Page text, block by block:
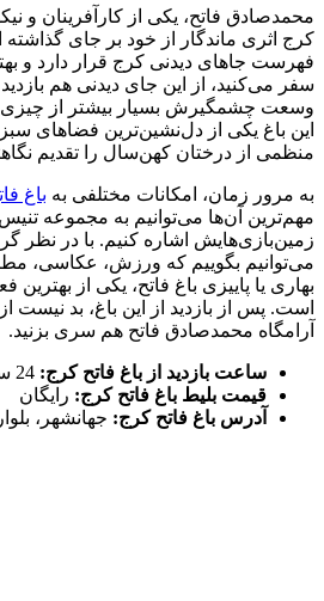
محمدصادق فاتح، یکی از کارآفرینان و
کرج اثری ماندگار از خود بر جای گذاشته
فهرست جاهای دیدنی کرج قرار دارد و
سفر می‌کنید، از این جای دیدنی هم
وسعت چشمگیرش بسیار بیشتر از چیزی
این باغ یکی از دل‌نشین‌ترین فضاهای
منظمی از درختان کهن‌سال را تقدیم
به مرور زمان، امکانات مختلفی به باغ
مهم‌ترین آن‌ها می‌توانیم به مجموعه
زمین‌بازی‌هایش اشاره کنیم. با در نظر
می‌توانیم بگوییم که ورزش، عکاسی،
بهاری یا پاییزی باغ فاتح، یکی از
است. پس از بازدید از این باغ، بد نیست
آرامگاه محمدصادق فاتح هم سری بزنید.
ساعت بازدید از باغ فاتح کرج:
قیمت بلیط باغ فاتح کرج: رایگان
آدرس باغ فاتح کرج: جهانشهر،